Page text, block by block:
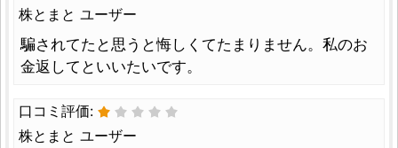
株とまと ユーザー
騙されてたと思うと悔しくてたまりません。私のお
金返してといいたいです。
口コミ評価:
株とまと ユーザー